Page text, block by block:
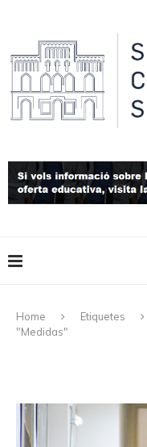
Home Etiquetes
"Medidas"